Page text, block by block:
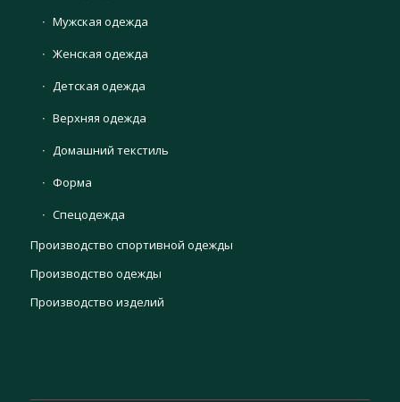
Мужская одежда
Женская одежда
Детская одежда
Верхняя одежда
Домашний текстиль
Форма
Спецодежда
Производство спортивной одежды
Производство одежды
Производство изделий